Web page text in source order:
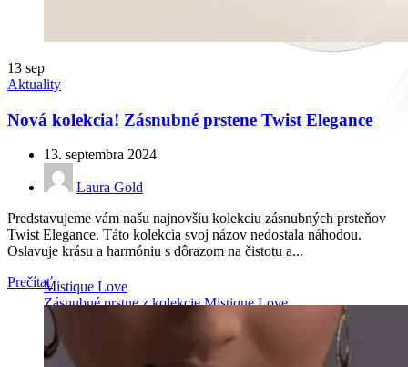
Mistique Love
Zásnubné prstne z kolekcie Mistique Love.
13 sep
Aktuality
Nová kolekcia! Zásnubné prstene Twist Elegance
13. septembra 2024
Laura Gold
Predstavujeme vám našu najnovšiu kolekciu zásnubných prsteňov
Twist Elegance. Táto kolekcia svoj názov nedostala náhodou.
Oslavuje krásu a harmóniu s dôrazom na čistotu a...
Prečítať